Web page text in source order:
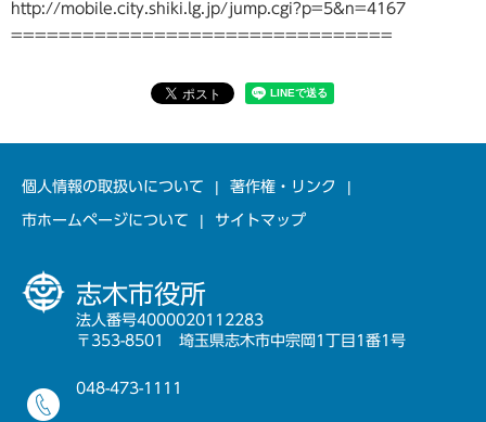
http://mobile.city.shiki.lg.jp/jump.cgi?p=5&n=4167
================================
個人情報の取扱いについて 著作権・リンク
市ホームページについて サイトマップ
志木市役所
法人番号4000020112283
〒353-8501 埼玉県志木市中宗岡1丁目1番1号
048-473-1111